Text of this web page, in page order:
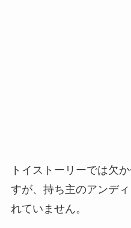
トイストーリーでは欠
すが、持ち主のアンデ
れていません。